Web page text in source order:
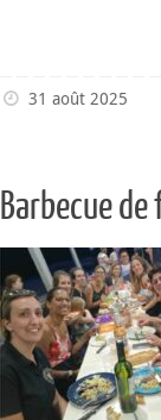
31 août 2025
Barbecue de